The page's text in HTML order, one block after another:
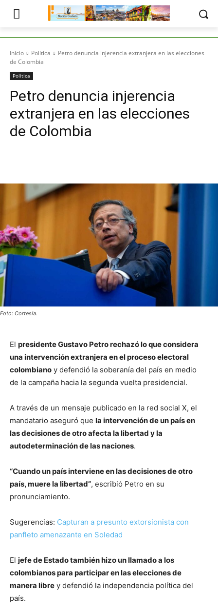
Inicio Política
Petro denuncia injerencia extranjera en las elecciones
de Colombia
Política
Petro denuncia injerencia
extranjera en las elecciones
de Colombia
Foto: Cortesía.
El presidente Gustavo Petro rechazó lo que considera
una intervención extranjera en el proceso electoral
colombiano y defendió la soberanía del país en medio
de la campaña hacia la segunda vuelta presidencial.
A través de un mensaje publicado en la red social X, el
mandatario aseguró que la intervención de un país en
las decisiones de otro afecta la libertad y la
autodeterminación de las naciones.
“Cuando un país interviene en las decisiones de otro
país, muere la libertad”, escribió Petro en su
pronunciamiento.
Sugerencias: Capturan a presunto extorsionista con
panfleto amenazante en Soledad
El jefe de Estado también hizo un llamado a los
colombianos para participar en las elecciones de
manera libre y defendió la independencia política del
país.